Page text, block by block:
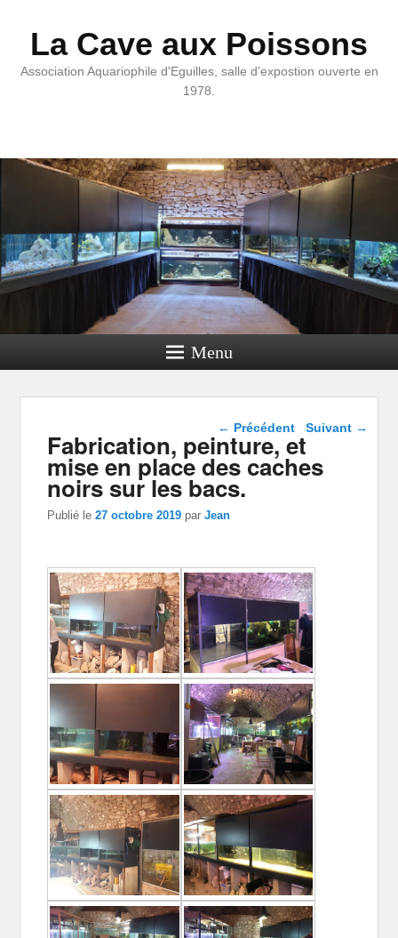
La Cave aux Poissons
Association Aquariophile d'Eguilles, salle d'expostion ouverte en
1978.
Menu
Navigation dans les
← Précédent Suivant →
Fabrication, peinture, et
mise en place des caches
noirs sur les bacs.
Publié le27 octobre 2019 parJean